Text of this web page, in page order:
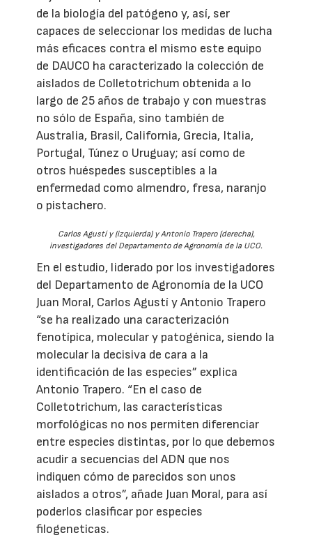
de la biología del patógeno y, así, ser
capaces de seleccionar los medidas de lucha
más eficaces contra el mismo este equipo
de DAUCO ha caracterizado la colección de
aislados de Colletotrichum obtenida a lo
largo de 25 años de trabajo y con muestras
no sólo de España, sino también de
Australia, Brasil, California, Grecia, Italia,
Portugal, Túnez o Uruguay; así como de
otros huéspedes susceptibles a la
enfermedad como almendro, fresa, naranjo
o pistachero.
Carlos Agustí y (izquierda) y Antonio Trapero (derecha),
investigadores del Departamento de Agronomía de la UCO.
En el estudio, liderado por los investigadores
del Departamento de Agronomía de la UCO
Juan Moral, Carlos Agustí y Antonio Trapero
“se ha realizado una caracterización
fenotípica, molecular y patogénica, siendo la
molecular la decisiva de cara a la
identificación de las especies” explica
Antonio Trapero. “En el caso de
Colletotrichum, las características
morfológicas no nos permiten diferenciar
entre especies distintas, por lo que debemos
acudir a secuencias del ADN que nos
indiquen cómo de parecidos son unos
aislados a otros”, añade Juan Moral, para así
poderlos clasificar por especies
filogeneticas.